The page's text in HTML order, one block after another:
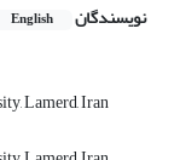
نویسندگان English
Lamerd, Iran